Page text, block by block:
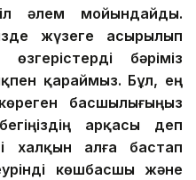
әлем мойындайды.
жүзеге асырылып
бәріміз
қараймыз. Бұл, ең
басшылығыңыз
арқасы деп
халқын алға бастап
көшбасшы және